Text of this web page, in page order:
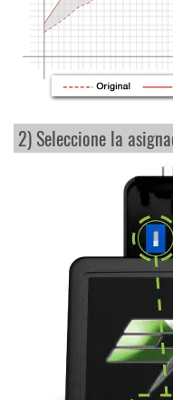
2) Seleccione la